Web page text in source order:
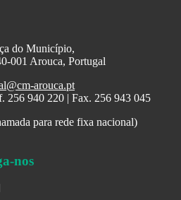
do Município,
001 Arouca, Portugal
arouca.pt
256 940 220 | Fax. 256 943 045
para rede fixa nacional)
nos